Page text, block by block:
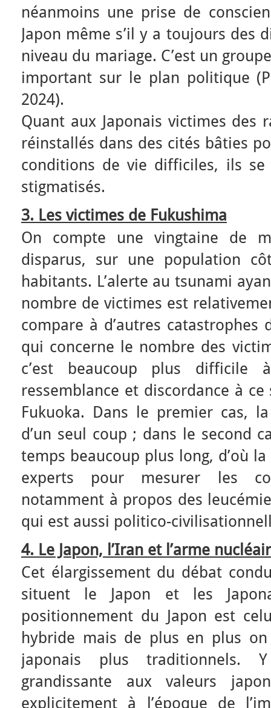
néanmoins une prise de
Japon même s’il y a toujours des
niveau du mariage. C’est un
important sur le plan politique
2024).
Quant aux Japonais victimes des
réinstallés dans des cités bâties
conditions de vie difficiles, ils se
stigmatisés.
3. Les victimes de Fukushima
On compte une vingtaine de
disparus, sur une population
habitants. L’alerte au tsunami
nombre de victimes est
compare à d’autres catastrophes
qui concerne le nombre des
c’est beaucoup plus
ressemblance et discordance à
Fukuoka. Dans le premier cas,
d’un seul coup ; dans le second
temps beaucoup plus long, d’où
experts pour mesurer les
notamment à propos des
qui est aussi politico-
4. Le Japon, l’Iran et l’arme
Cet élargissement du débat
situent le Japon et les
positionnement du Japon est
hybride mais de plus en plus
japonais plus traditionnels.
grandissante aux valeurs
explicitement à l’époque de